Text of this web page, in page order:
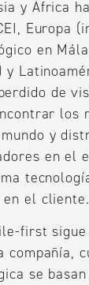
y África
Europa
en
de
los
y
en el
en el cliente.
first
se basan